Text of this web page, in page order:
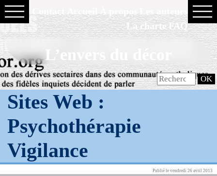
La charte FAQ
L’envers du décor
Sites Web :
Psychothérapie
Vigilance
Publié le vendredi 26 avril 2013